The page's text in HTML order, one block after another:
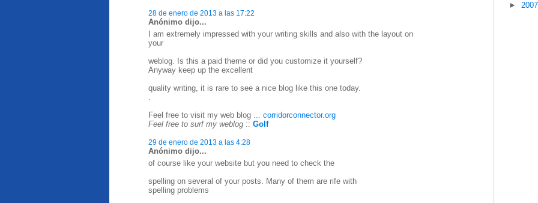
28 de enero de 2013 a las 17:22
Anónimo dijo...
I am extremely impressed with your writing skills and also with the layout on
your
weblog. Is this a paid theme or did you customize it yourself?
Anyway keep up the excellent
quality writing, it is rare to see a nice blog like this one today.
.
Feel free to visit my web blog ... corridorconnector.org
Feel free to surf my weblog :: Golf
29 de enero de 2013 a las 4:28
Anónimo dijo...
of course like your website but you need to check the
spelling on several of your posts. Many of them are rife with
spelling problems
►